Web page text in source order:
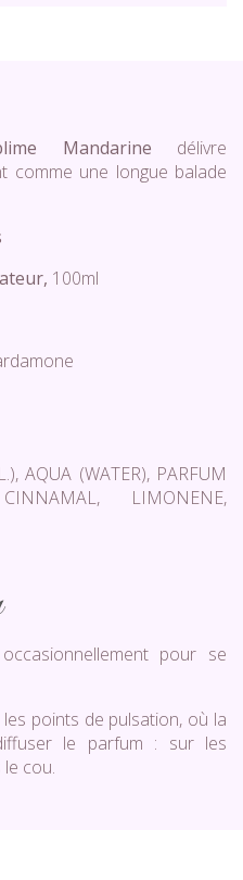
Mandarine délivre
comme une longue balade
100ml
AQUA (WATER), PARFUM
LIMONENE,
pour se
points de pulsation, où la
le parfum : sur les
cou.